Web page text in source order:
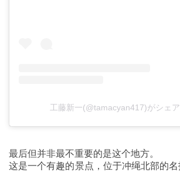
工藤新一(@tamacyan417)がシェ
最后但并非最不重要的是这个地方。
这是一个有趣的景点，位于冲绳北部的